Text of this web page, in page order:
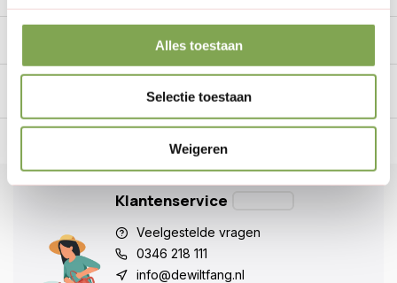
Alles toestaan
Selectie toestaan
Weigeren
dagen bedenktijd
Klantenservice
Veelgestelde vragen
0346 218 111
info@dewiltfang.nl